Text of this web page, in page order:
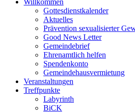
Gottesdienstkalender
Aktuelles
Prävention sexualisierter
Good News Letter
Gemeindebrief
Ehrenamtlich helfen
Spendenkonto
Gemeindehausvermietung
Veranstaltungen
Treffpunkte
Labyrinth
BiCK